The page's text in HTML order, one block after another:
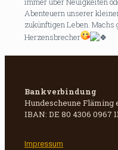
Abenteuern unserer
zukünftigen Leben.
Herzensbrecher
Bankverbindung
Hundescheune Fläming
IBAN: DE 80 4306 0967
Impressum